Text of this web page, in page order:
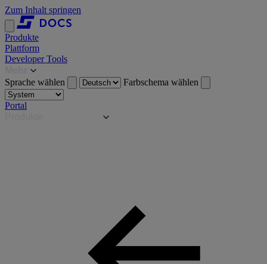
Zum Inhalt springen
Produkte
Plattform
Developer Tools
Sprache wählen
Farbschema wählen
Portal